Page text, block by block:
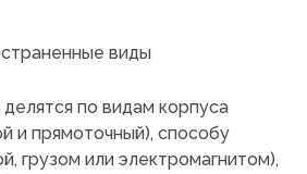
виды
по видам корпуса
и прямоточный), способу
грузом или электромагнитом),